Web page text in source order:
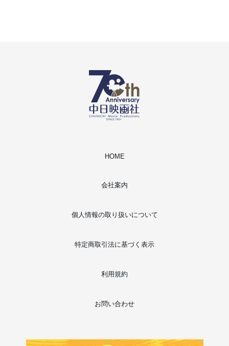
HOME
会社案内
個人情報の取り扱いについて
特定商取引法に基づく表示
利用規約
お問い合わせ